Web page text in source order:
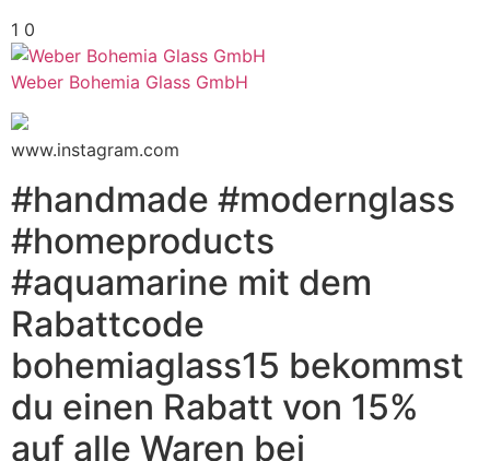
1 0
Weber Bohemia Glass GmbH
www.instagram.com
#handmade #modernglass
#homeproducts
#aquamarine mit dem
Rabattcode
bohemiaglass15 bekommst
du einen Rabatt von 15%
auf alle Waren bei